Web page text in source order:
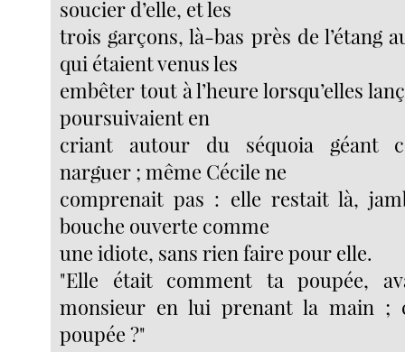
soucier d’elle, et les
trois garçons, là-bas près de l’étang
qui étaient venus les
embêter tout à l’heure lorsqu’elles
poursuivaient en
criant autour du séquoia géant
narguer ; même Cécile ne
comprenait pas : elle restait là,
bouche ouverte comme
une idiote, sans rien faire pour elle.
"Elle était comment ta poupée,
monsieur en lui prenant la main ;
poupée ?"